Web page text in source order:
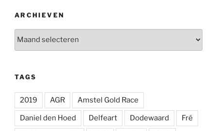
ARCHIEVEN
TAGS
2019 AGR Amstel Gold Race
Daniel den Hoed Delfeart Dodewaard Fré